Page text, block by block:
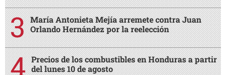
María Antonieta Mejía arremete contra Juan
Orlando Hernández por la reelección
Precios de los combustibles en Honduras a partir
del lunes 10 de agosto